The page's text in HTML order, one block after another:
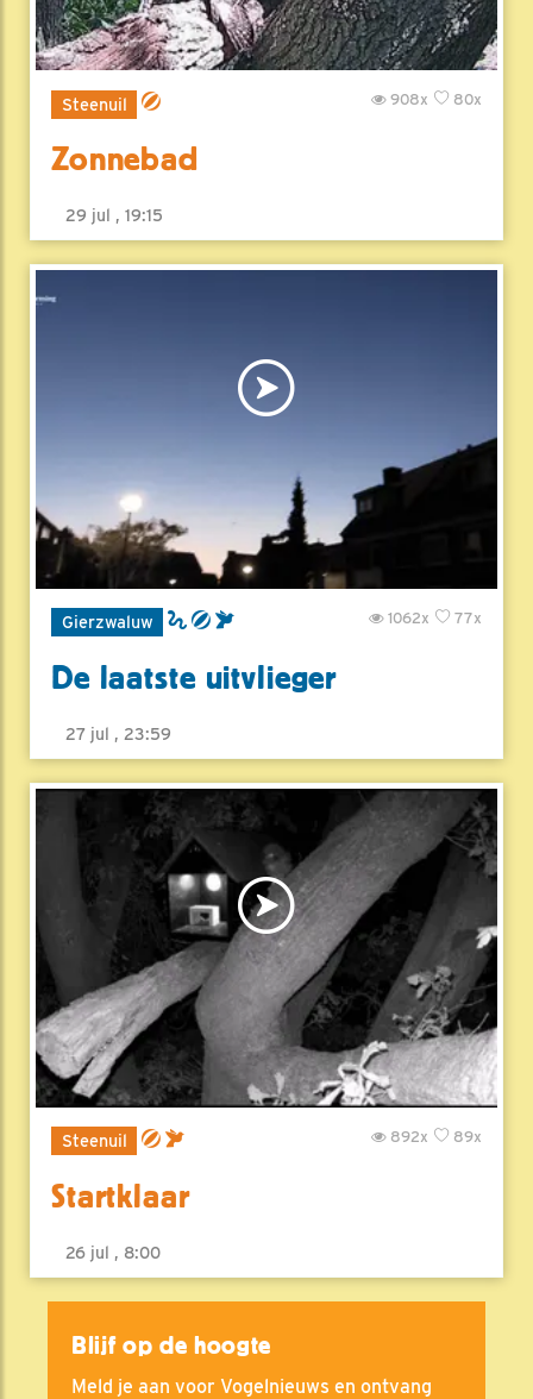
Steenuil 80x
908x
Zonnebad
29 jul , 19:15
Gierzwaluw 77x
1062x
De laatste uitvlieger
27 jul , 23:59
Steenuil 89x
892x
Startklaar
26 jul , 8:00
Blijf op de hoogte
Meld je aan voor Vogelnieuws en ontvang